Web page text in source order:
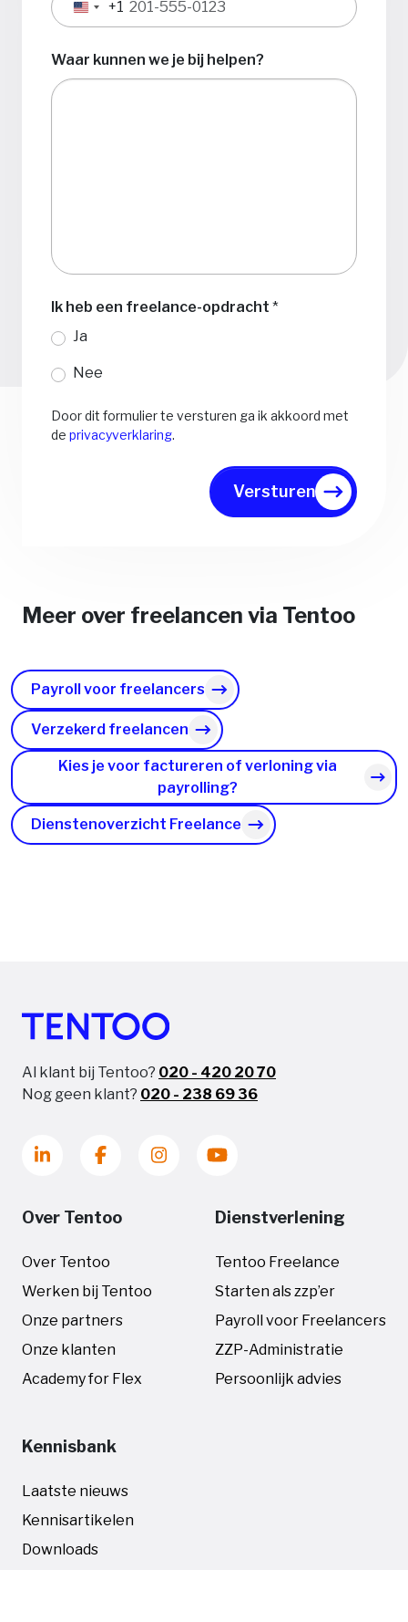
Verenigde
+1
+1
Waar kunnen we je bij helpen?
Ik heb een freelance-opdracht *
Ja
Nee
Door dit formulier te versturen ga ik akkoord met
de privacyverklaring.
Versturen
Meer over freelancen via Tentoo
Payroll voor freelancers
Verzekerd freelancen
Kies je voor factureren of verloning via
payrolling?
Dienstenoverzicht Freelance
Al klant bij Tentoo? 020 - 420 20 70
Nog geen klant? 020 - 238 69 36
Over Tentoo
Over Tentoo
Werken bij Tentoo
Onze partners
Onze klanten
Academy for Flex
Dienstverlening
Tentoo Freelance
Starten als zzp’er
Payroll voor Freelancers
ZZP-Administratie
Persoonlijk advies
Kennisbank
Laatste nieuws
Kennisartikelen
Downloads